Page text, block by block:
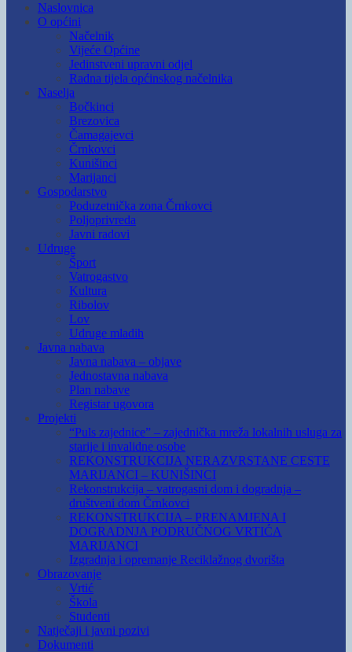
Naslovnica
O općini
Načelnik
Vijeće Općine
Jedinstveni upravni odjel
Radna tijela općinskog načelnika
Naselja
Bočkinci
Brezovica
Čamagajevci
Črnkovci
Kunišinci
Marijanci
Gospodarstvo
Poduzetnička zona Črnkovci
Poljoprivreda
Javni radovi
Udruge
Šport
Vatrogastvo
Kultura
Ribolov
Lov
Udruge mladih
Javna nabava
Javna nabava – objave
Jednostavna nabava
Plan nabave
Registar ugovora
Projekti
“Puls zajednice” – zajednička mreža lokalnih usluga za
starije i invalidne osobe
REKONSTRUKCIJA NERAZVRSTANE CESTE
MARIJANCI – KUNIŠINCI
Rekonstrukcija – vatrogasni dom i dogradnja –
društveni dom Črnkovci
REKONSTRUKCIJA – PRENAMJENA I
DOGRADNJA PODRUČNOG VRTIĆA
MARIJANCI
Izgradnja i opremanje Reciklažnog dvorišta
Obrazovanje
Vrtić
Škola
Studenti
Natječaji i javni pozivi
Dokumenti